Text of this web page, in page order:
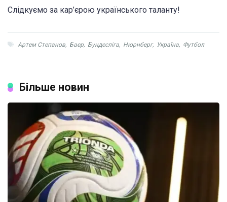
Слідкуємо за кар’єрою українського таланту!
Артем Степанов, Баєр, Бундесліга, Нюрнберг, Україна, Футбол
Більше новин